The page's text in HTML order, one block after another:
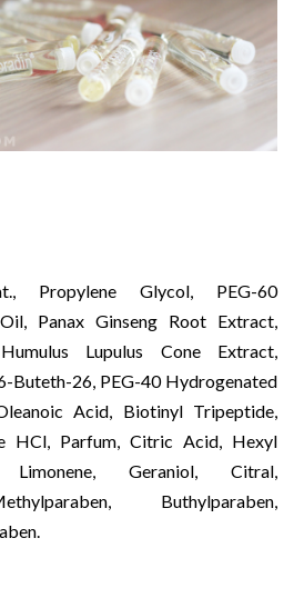
Propylene Glycol, PEG-60
Panax Ginseng Root Extract,
Lupulus Cone Extract,
Buteth-26, PEG-40 Hydrogenated
Acid, Biotinyl Tripeptide,
HCl, Parfum, Citric Acid, Hexyl
Limonene, Geraniol, Citral,
Buthylparaben,